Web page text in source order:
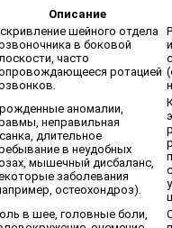
Описание
шейного отдела
в боковой
часто
ротацией
аномалии,
неправильная
длительное
в неудобных
мышечный дисбаланс,
заболевания
остеохондроз).
в шее, головные боли,